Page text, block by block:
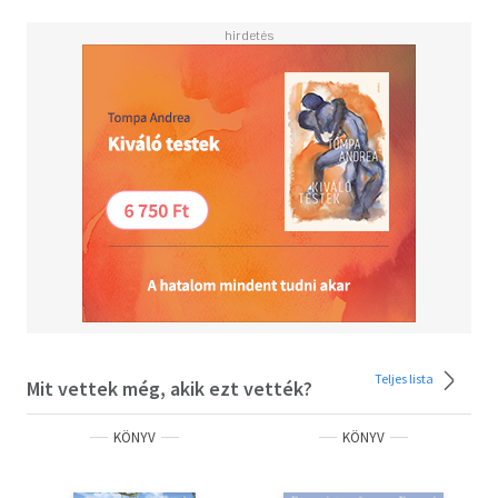
Mit vettek még, akik ezt vették? Teljes lista
KÖNYV KÖNYV